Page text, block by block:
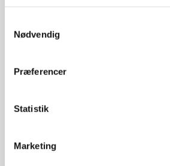
Nødvendig
Præferencer
Statistik
Marketing
minutter.
Servér med klippet dild.
Kødet kan koges i bouillon i